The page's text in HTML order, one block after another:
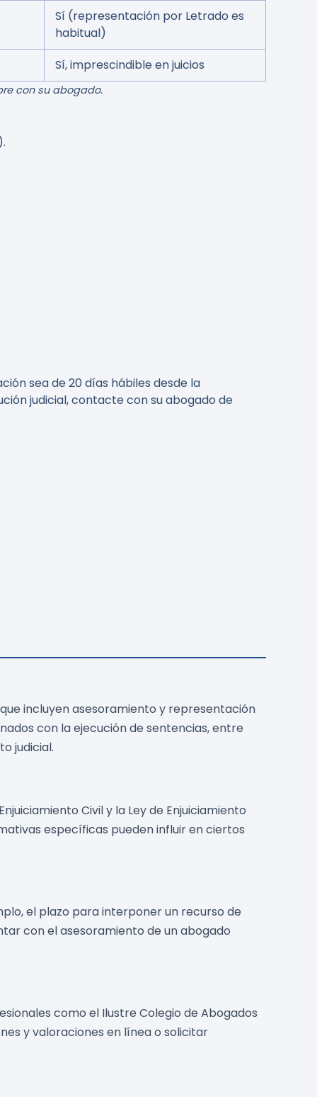
Sí (representación por Letrado es
habitual)
Sí, imprescindible en juicios
con su abogado.
sea de 20 días hábiles desde la
judicial, contacte con su abogado de
incluyen asesoramiento y representación
con la ejecución de sentencias, entre
judicial.
Civil y la Ley de Enjuiciamiento
específicas pueden influir en ciertos
el plazo para interponer un recurso de
con el asesoramiento de un abogado
como el Ilustre Colegio de Abogados
y valoraciones en línea o solicitar